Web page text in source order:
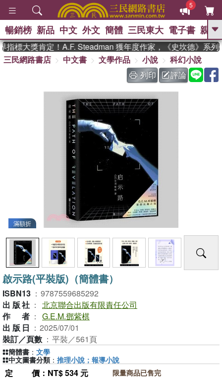
5
GO
熱搜： 東野圭吾 、 高希均教授回憶錄
The Odyssey 、 父親節 、 如果歷
史是一群喵 、 暑期推薦 、 國際布克
獎 臺灣漫遊錄 、 方念華 、
登輝時代 、 數學女孩：黎曼猜想
偉大的迷走神經
暢銷榜 新品 中文 外文 簡體 三民東大 電子書 親子
標大獎肯定！A.F. Steadman 獲年度作家，《史坎德》系列
三民網路書店
中文書 文學作品 小說
科幻小說
列印
評論
滿額折
啟示路(平裝版)（簡體書）
ISBN13 ： 9787559685292
出版社 ： 北京聯合出版有限責任公司
作者 ： G.E.M.鄧紫棋
出版日 ： 2025/07/01
裝訂／頁數 ： 平裝／561頁
定價 ：NT$ 534 元
限量商品已售完
簡體書 ： 文學
中文圖書分類 ： 推理小說；報導小說